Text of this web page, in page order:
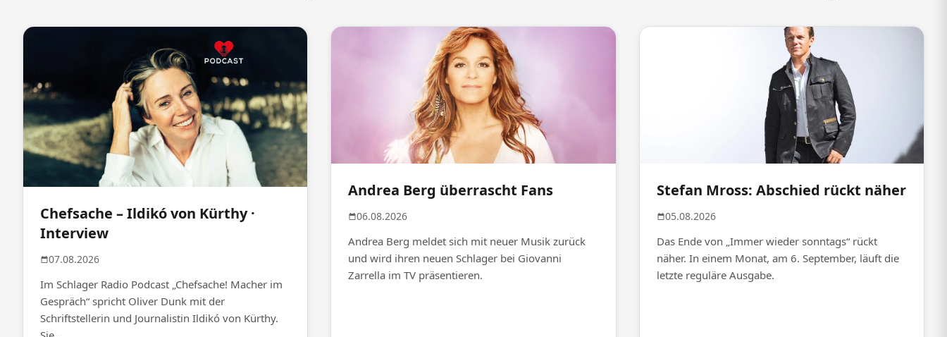
Chefsache – Ildikó von Kürthy ·
Interview
07.08.2026
Im Schlager Radio Podcast „Chefsache! Macher im
Gespräch“ spricht Oliver Dunk mit der
Schriftstellerin und Journalistin Ildikó von Kürthy.
Andrea Berg überrascht Fans
06.08.2026
Andrea Berg meldet sich mit neuer Musik zurück
und wird ihren neuen Schlager bei Giovanni
Zarrella im TV präsentieren.
Stefan Mross: Abschied rückt näher
05.08.2026
Das Ende von „Immer wieder sonntags“ rückt
näher. In einem Monat, am 6. September, läuft die
letzte reguläre Ausgabe.